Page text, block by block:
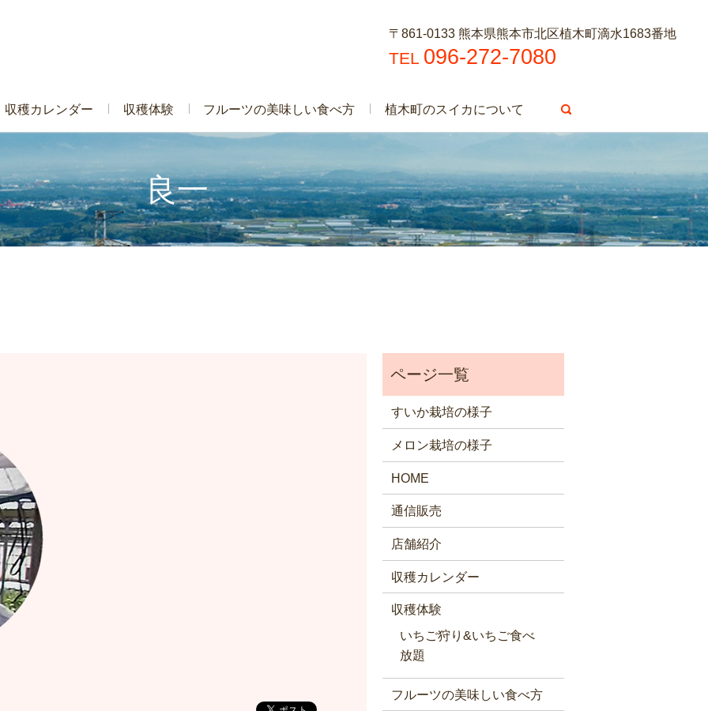
〒861-0133 熊本県熊本市北区植木町滴水1683番地
TEL 096-272-7080
収穫カレンダー 収穫体験 フルーツの美味しい食べ方 植木町のスイカについて
良一
すいか栽培の様子
メロン栽培の様子
HOME
通信販売
店舗紹介
収穫カレンダー
収穫体験
いちご狩り&いちご食べ
放題
フルーツの美味しい食べ方